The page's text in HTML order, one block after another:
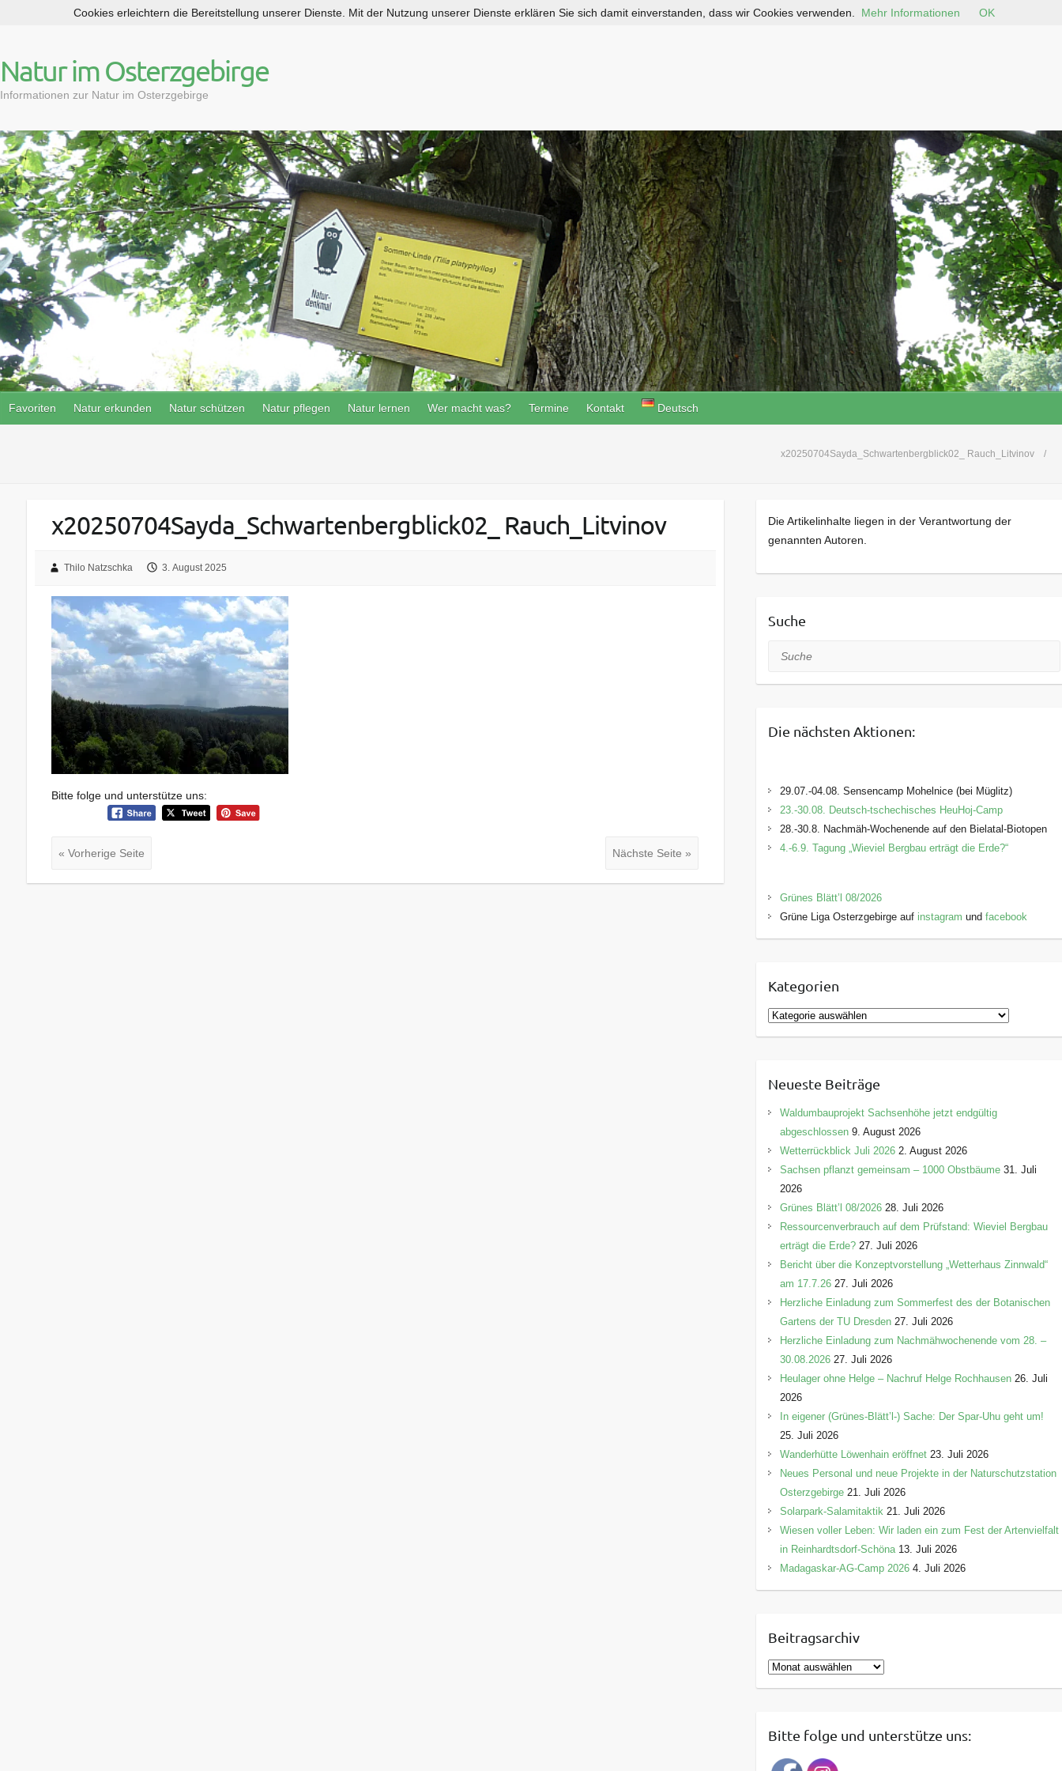
p
t
c
o
n
t
e
n
t
Natur im Osterzgebirge
Informationen zur Natur im Osterzgebirge
Favoriten Natur erkunden Natur schützen Natur pflegen Natur lernen Wer macht was? Termine Kontakt Deutsch
x20250704Sayda_Schwartenbergblick02_ Rauch_Litvinov
x20250704Sayda_Schwartenbergblick02_ Rauch_Litvinov
Thilo Natzschka 3. August 2025
Bitte folge und unterstütze uns:
« Vorherige Seite Nächste Seite »
Die Artikelinhalte liegen in der Verantwortung der
genannten Autoren.
Suche
Suche
Die nächsten Aktionen:
29.07.-04.08. Sensencamp Mohelnice (bei Müglitz)
23.-30.08. Deutsch-tschechisches HeuHoj-Camp
28.-30.8. Nachmäh-Wochenende auf den Bielatal-Biotopen
4.-6.9. Tagung „Wieviel Bergbau erträgt die Erde?“
Grünes Blätt’l 08/2026
Grüne Liga Osterzgebirge auf instagram und facebook
Kategorien
K
a
g
o
i
e
Neueste Beiträge
Waldumbauprojekt Sachsenhöhe jetzt endgültig
abgeschlossen 9. August 2026
Wetterrückblick Juli 2026 2. August 2026
Sachsen pflanzt gemeinsam – 1000 Obstbäume 31. Juli
2026
Grünes Blätt’l 08/2026 28. Juli 2026
Ressourcenverbrauch auf dem Prüfstand: Wieviel Bergbau
erträgt die Erde? 27. Juli 2026
Bericht über die Konzeptvorstellung „Wetterhaus Zinnwald“
am 17.7.26 27. Juli 2026
Herzliche Einladung zum Sommerfest des der Botanischen
Gartens der TU Dresden 27. Juli 2026
Herzliche Einladung zum Nachmähwochenende vom 28. –
30.08.2026 27. Juli 2026
Heulager ohne Helge – Nachruf Helge Rochhausen 26. Juli
2026
In eigener (Grünes-Blätt’l-) Sache: Der Spar-Uhu geht um!
25. Juli 2026
Wanderhütte Löwenhain eröffnet 23. Juli 2026
Neues Personal und neue Projekte in der Naturschutzstation
Osterzgebirge 21. Juli 2026
Solarpark-Salamitaktik 21. Juli 2026
Wiesen voller Leben: Wir laden ein zum Fest der Artenvielfalt
in Reinhardtsdorf-Schöna 13. Juli 2026
Madagaskar-AG-Camp 2026 4. Juli 2026
Beitragsarchiv
B
e
rBitte folge und unterstütze uns:
Cookies erleichtern die Bereitstellung unserer Dienste. Mit der Nutzung unserer Dienste erklären Sie sich damit einverstanden, dass wir Cookies verwenden. Mehr Informationen OK